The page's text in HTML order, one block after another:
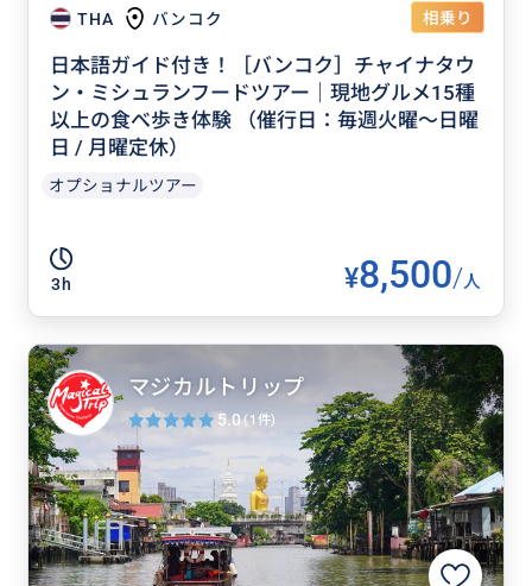
THA バンコク 相乗り
日本語ガイド付き！［バンコク］チャイナタウ
ン・ミシュランフードツアー｜現地グルメ15種
以上の食べ歩き体験 （催行日：毎週火曜～日曜
日 / 月曜定休）
オプショナルツアー
3h ¥8,500/人
マジカルトリップ
5.0(1件)